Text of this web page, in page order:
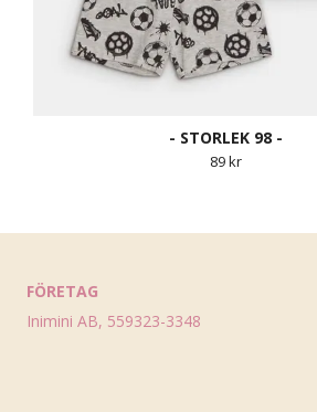
- STORLEK 98 -
89 kr
FÖRETAG
Inimini AB, 559323-3348